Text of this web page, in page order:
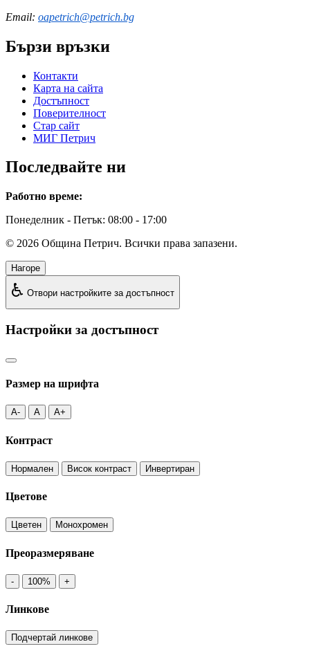
Email: oapetrich@petrich.bg
Бързи връзки
Контакти
Карта на сайта
Достъпност
Поверителност
Стар сайт
МИГ Петрич
Последвайте ни
Работно време:
Понеделник - Петък: 08:00 - 17:00
© 2026 Община Петрич. Всички права запазени.
Нагоре
♿ Отвори настройките за достъпност
Настройки за достъпност
Размер на шрифта
A- A A+
Контраст
Нормален Висок контраст Инвертиран
Цветове
Цветен Монохромен
Преоразмеряване
- 100% +
Линкове
Подчертай линкове